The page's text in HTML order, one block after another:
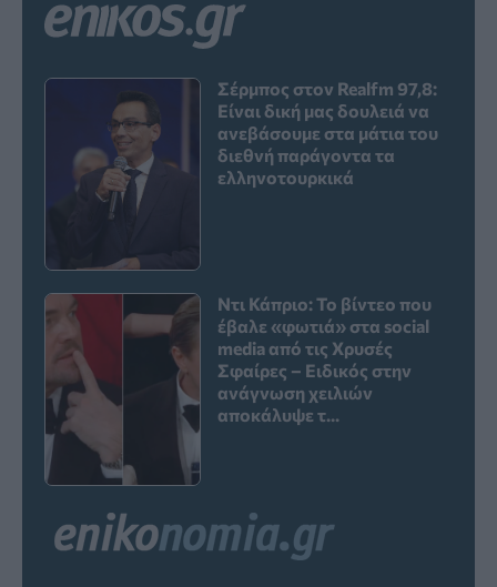
Σέρμπος στον Realfm 97,8:
Είναι δική μας δουλειά να
ανεβάσουμε στα μάτια του
διεθνή παράγοντα τα
ελληνοτουρκικά
Ντι Κάπριο: Το βίντεο που
έβαλε «φωτιά» στα social
media από τις Χρυσές
Σφαίρες – Ειδικός στην
ανάγνωση χειλιών
αποκάλυψε τ...